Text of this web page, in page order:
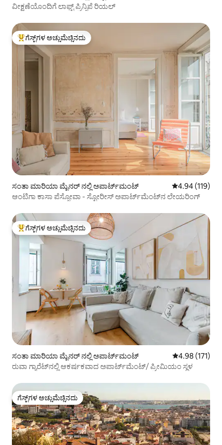
ವೀಕ್ಷಣೆಯೊಂದಿಗೆ ಲಾಫ್ಟ್ ಪ್ರಿನ್ಸಿಪೆ ರಿಯಲ್
ಗೆಸ್ಟ್‌ಗಳಿಗೆ ಅತಿ ಹೆಚ್ಚು ಅಚ್ಚುಮೆಚ್ಚಿನದು
ಗೆಸ್ಟ್‌ಗಳ ಅಚ್ಚುಮೆಚ್ಚಿನದು
ಸಂತಾ ಮಾರಿಯಾ ಮೈನರ್ ನಲ್ಲಿ ಅಪಾರ್ಟ್‌ಮಂಟ್ 5 ರಲ್ಲಿ 4.94
4.94 (119)
ಆಂಟಿಗಾ ಕಾಸಾ ಪೆಸ್ಸೋವಾ - ಸ್ಟೋರೀಸ್ ಅಪಾರ್ಟ್‌ಮೆಂಟ್‌ನ ಲೇಯರಿಂಗ್
ಗೆಸ್ಟ್‌ಗಳಿಗೆ ಅತಿ ಹೆಚ್ಚು ಅಚ್ಚುಮೆಚ್ಚಿನದು
ಗೆಸ್ಟ್‌ಗಳ ಅಚ್ಚುಮೆಚ್ಚಿನದು
ಸಂತಾ ಮಾರಿಯಾ ಮೈನರ್ ನಲ್ಲಿ ಅಪಾರ್ಟ್‌ಮಂಟ್ 5 ರಲ್ಲಿ 4.98
4.98 (171)
ರುವಾ ಗ್ಯಾರೆಟ್‌ನಲ್ಲಿ ಆಕರ್ಷಕವಾದ ಅಪಾರ್ಟ್‌ಮೆಂಟ್/ ಪ್ರೀಮಿಯಂ ಸ್ಥಳ
ಗೆಸ್ಟ್‌ಗಳ ಅಚ್ಚುಮೆಚ್ಚಿನದು
ಗೆಸ್ಟ್‌ಗಳ ಅಚ್ಚುಮೆಚ್ಚಿನದು